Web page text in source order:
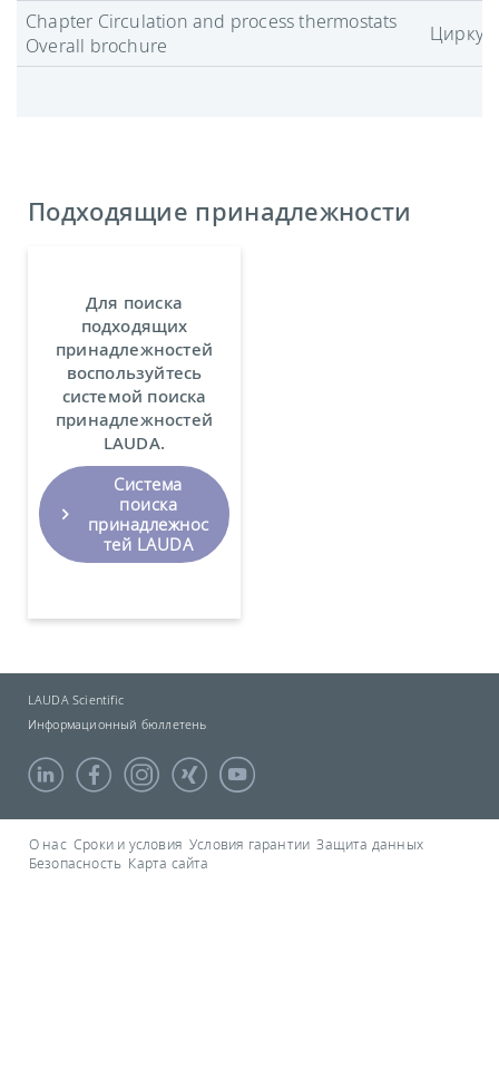
Chapter Circulation and process thermostats
Overall brochure
Подходящие принадлежности
Для поиска
подходящих
принадлежностей
воспользуйтесь
системой поиска
принадлежностей
LAUDA.
Система
поиска
принадлежнос
тей LAUDA
LAUDA Scientific
Информационный бюллетень
О нас Сроки и условия Условия гарантии Защита данных
Безопасность Карта сайта